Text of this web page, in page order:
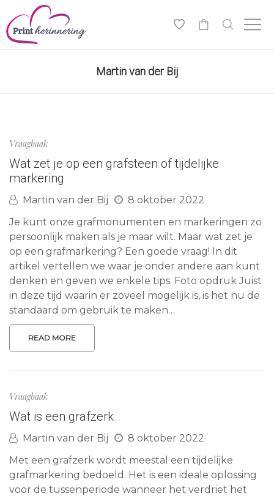
Martin van der Bij
Vraagbaak
Wat zet je op een grafsteen of tijdelijke
markering
Martin van der Bij
8 oktober 2022
Je kunt onze grafmonumenten en markeringen zo
persoonlijk maken als je maar wilt. Maar wat zet je
op een grafmarkering? Een goede vraag! In dit
artikel vertellen we waar je onder andere aan kunt
denken en geven we enkele tips. Foto opdruk Juist
in deze tijd waarin er zoveel mogelijk is, is het nu de
standaard om gebruik te maken…
READ MORE
Vraagbaak
Wat is een grafzerk
Martin van der Bij
8 oktober 2022
Met een grafzerk wordt meestal een tijdelijke
grafmarkering bedoeld. Het is een ideale oplossing
voor de tussenperiode wanneer het verdriet het